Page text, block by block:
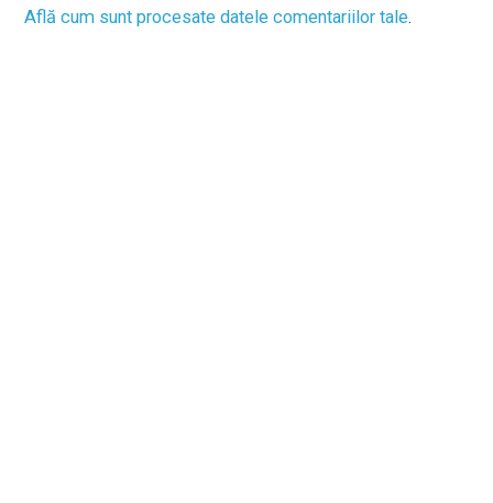
Află cum sunt procesate datele comentariilor tale.